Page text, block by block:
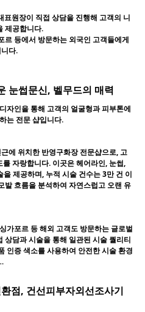
표원장이 직접 상담을 진행해 고객의 니
제공합니다.
르 등에서 방문하는 외국인 고객들에게
다.
눈썹문신, 벨무드의 매력
자인을 통해 고객의 얼굴형과 피부톤에
는 전문 샵입니다.
에 위치한 반영구화장 전문샵으로, 고
자랑합니다. 이곳은 헤어라인, 눈썹,
제공하며, 누적 시술 건수는 3만 건 이
발 흐름을 분석하여 자연스럽고 오랜 유
가포르 등 해외 고객도 방문하는 글로벌
상담과 시술을 통해 일관된 시술 퀄리티
인증 색소를 사용하여 안전한 시술 환경
점, 건선피부자외선조사기